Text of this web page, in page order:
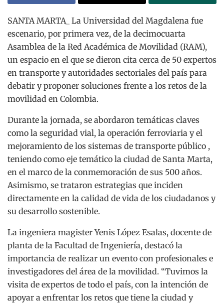
SANTA MARTA_ La Universidad del Magdalena fue
escenario, por primera vez, de la decimocuarta
Asamblea de la Red Académica de Movilidad (RAM),
un espacio en el que se dieron cita cerca de 50 expertos
en transporte y autoridades sectoriales del país para
debatir y proponer soluciones frente a los retos de la
movilidad en Colombia.
Durante la jornada, se abordaron temáticas claves
como la seguridad vial, la operación ferroviaria y el
mejoramiento de los sistemas de transporte público ,
teniendo como eje temático la ciudad de Santa Marta,
en el marco de la conmemoración de sus 500 años.
Asimismo, se trataron estrategias que inciden
directamente en la calidad de vida de los ciudadanos y
su desarrollo sostenible.
La ingeniera magister Yenis López Esalas, docente de
planta de la Facultad de Ingeniería, destacó la
importancia de realizar un evento con profesionales e
investigadores del área de la movilidad. “Tuvimos la
visita de expertos de todo el país, con la intención de
apoyar a enfrentar los retos que tiene la ciudad y